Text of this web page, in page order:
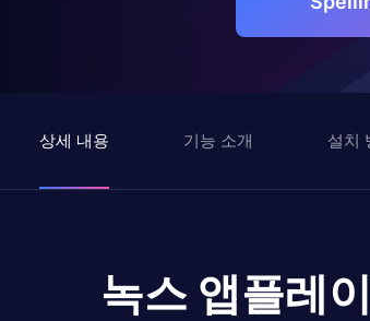
상세 내용 기능 소개 설치
녹스 앱플레